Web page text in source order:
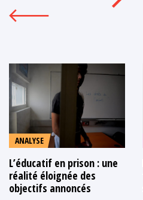
ANALYSE
L’éducatif en prison : une
réalité éloignée des
objectifs annoncés